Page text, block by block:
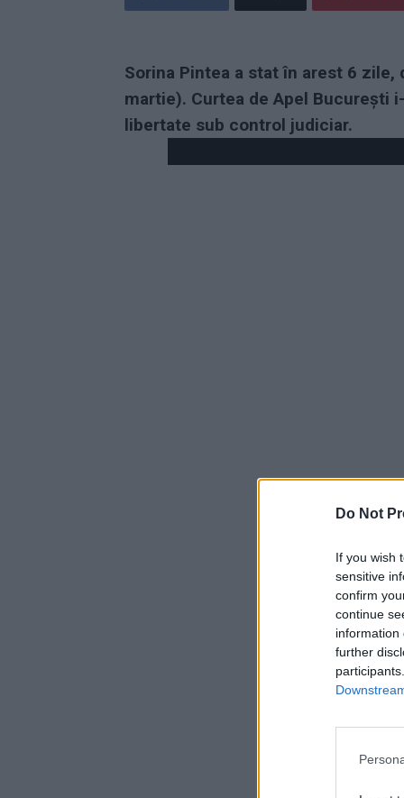
Do Not
If you wish
sensitive
confirm
continue
information
further
Sorina Pintea a stat în arest 6
martie). Curtea de Apel București
libertate sub control judiciar.